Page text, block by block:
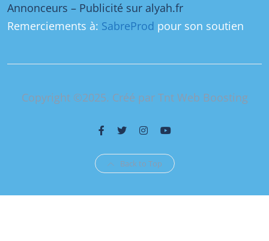
Annonceurs – Publicité sur alyah.fr
Remerciements à: SabreProd pour son soutien
Copyright ©2025. Créé par Tnt Web Boosting
Back to Top